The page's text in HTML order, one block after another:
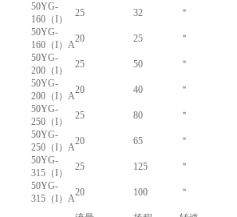
50YG-
160（I）
25 32 ＂
50YG-
160（I）A
20 25 ＂
50YG-
200（I）
25 50 ＂
50YG-
200（I）A
20 40 ＂
50YG-
250（I）
25 80 ＂
50YG-
250（I）A
20 65 ＂
50YG-
315（I）
25 125 ＂
50YG-
315（I）A
20 100 ＂